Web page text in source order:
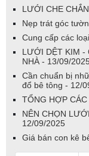
LƯỚI CHE
Nẹp trát góc
Cung cấp các
LƯỚI DỆT KIM -
NHÀ - 13/09/
Cần chuẩn bị
đổ bê tông - 12/
TỔNG HỢP
NÊN CHỌN
12/09/2025
Giá bán con kê